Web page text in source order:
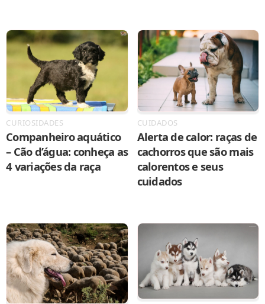
CURIOSIDADES
Companheiro aquático
– Cão d’água: conheça as
4 variações da raça
CUIDADOS
Alerta de calor: raças de
cachorros que são mais
calorentos e seus
cuidados